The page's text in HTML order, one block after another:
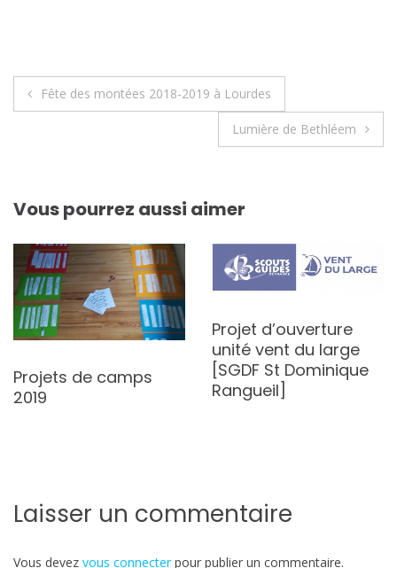
Navigation
Fête des montées 2018-2019 à Lourdes
Lumière de Bethléem
Vous pourrez aussi aimer
Projets de camps
2019
Projet d’ouverture
unité vent du large
[SGDF St Dominique
Rangueil]
Laisser un commentaire
Vous devez vous connecterpour publier un commentaire.